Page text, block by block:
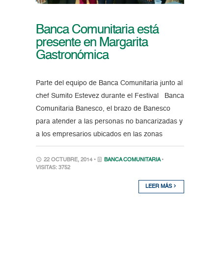
Banca Comunitaria está
presente en Margarita
Gastronómica
Parte del equipo de Banca Comunitaria junto al
chef Sumito Estevez durante el Festival Banca
Comunitaria Banesco, el brazo de Banesco
para atender a las personas no bancarizadas y
a los empresarios ubicados en las zonas
22 OCTUBRE, 2014 • BANCA COMUNITARIA •
VISITAS: 3752
LEER MÁS